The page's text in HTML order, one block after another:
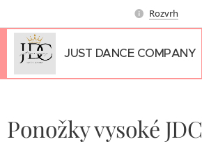
Rozvrh
JUST DANCE COMPANY
Ponožky vysoké JDC